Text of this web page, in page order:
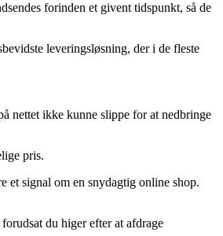
forinden et givent tidspunkt, så de
leveringsløsning, der i de fleste
nettet ikke kunne slippe for at nedbringe
pris.
et signal om en snydagtig online shop.
du higer efter at afdrage